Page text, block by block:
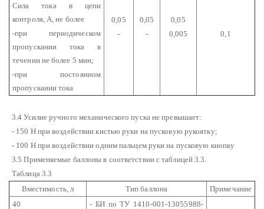
Сила тока в цепи
контроля, А, не более
-при периодическом
пропускании тока в
течении не более 5 мин;
-при постоянном
пропускании тока
0,05
-
0,05
-
0,05
0,005
0,1
3.4 Усилие ручного механического пуска не превышает:
- 150 Н при воздействии кистью руки на пусковую рукоятку;
- 100 Н при воздействии одним пальцем руки на пусковую кнопку
3.5 Применяемые баллоны в соответствии с таблицей 3.3.
Таблица 3.3
Вместимость, л
Тип баллона
Примечание
40
- БИ по ТУ 1410-001-13055988-